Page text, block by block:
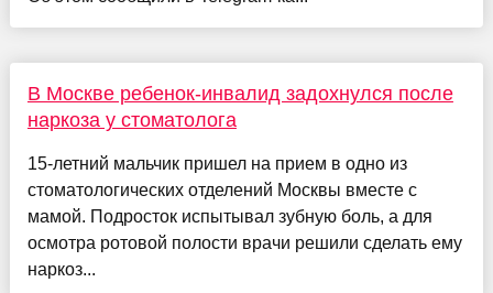
В Москве ребенок-инвалид задохнулся после
наркоза у стоматолога
15-летний мальчик пришел на прием в одно из
стоматологических отделений Москвы вместе с
мамой. Подросток испытывал зубную боль, а для
осмотра ротовой полости врачи решили сделать ему
наркоз...